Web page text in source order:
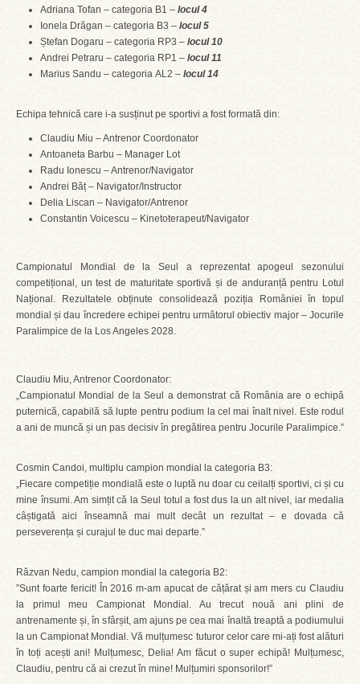
Adriana Tofan – categoria B1 – locul 4
Ionela Drăgan – categoria B3 – locul 5
Ștefan Dogaru – categoria RP3 – locul 10
Andrei Petraru – categoria RP1 – locul 11
Marius Sandu – categoria AL2 – locul 14
Echipa tehnică care i-a susținut pe sportivi a fost formată din:
Claudiu Miu – Antrenor Coordonator
Antoaneta Barbu – Manager Lot
Radu Ionescu – Antrenor/Navigator
Andrei Băț – Navigator/Instructor
Delia Liscan – Navigator/Antrenor
Constantin Voicescu – Kinetoterapeut/Navigator
Campionatul Mondial de la Seul a reprezentat apogeul sezonului
competițional, un test de maturitate sportivă și de anduranță pentru Lotul
Național. Rezultatele obținute consolidează poziția României în topul
mondial și dau încredere echipei pentru următorul obiectiv major – Jocurile
Paralimpice de la Los Angeles 2028.
Claudiu Miu, Antrenor Coordonator:
„Campionatul Mondial de la Seul a demonstrat că România are o echipă
puternică, capabilă să lupte pentru podium la cel mai înalt nivel. Este rodul
a ani de muncă și un pas decisiv în pregătirea pentru Jocurile Paralimpice.”
Cosmin Candoi, multiplu campion mondial la categoria B3:
„Fiecare competiție mondială este o luptă nu doar cu ceilalți sportivi, ci și cu
mine însumi. Am simțit că la Seul totul a fost dus la un alt nivel, iar medalia
câștigată aici înseamnă mai mult decât un rezultat – e dovada că
perseverența și curajul te duc mai departe.”
Răzvan Nedu, campion mondial la categoria B2:
”Sunt foarte fericit! În 2016 m-am apucat de cățărat și am mers cu Claudiu
la primul meu Campionat Mondial. Au trecut nouă ani plini de
antrenamente și, în sfârșit, am ajuns pe cea mai înaltă treaptă a podiumului
la un Campionat Mondial. Vă mulțumesc tuturor celor care mi-ați fost alături
în toți acești ani! Mulțumesc, Delia! Am făcut o super echipă! Mulțumesc,
Claudiu, pentru că ai crezut în mine! Mulțumiri sponsorilor!”